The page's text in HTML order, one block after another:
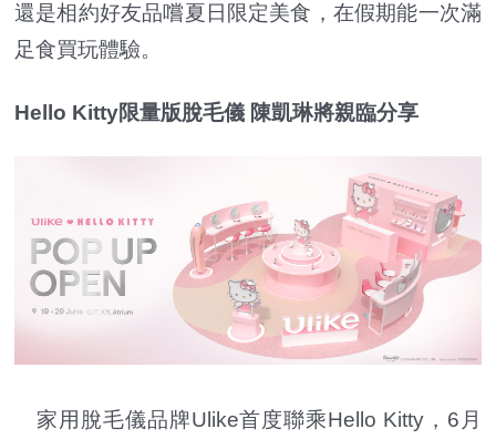
還是相約好友品嚐夏日限定美食，在假期能一次滿
足食買玩體驗。
Hello Kitty限量版脫毛儀 陳凱琳將親臨分享
家用脫毛儀品牌Ulike首度聯乘Hello Kitty，6月